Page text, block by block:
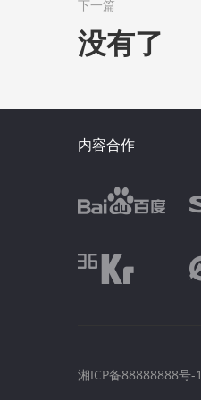
下一篇
没有了
内容合作
湘ICP备88888888号-1